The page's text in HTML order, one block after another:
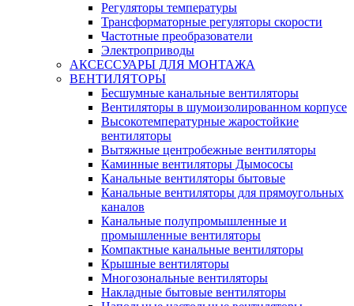
Регуляторы температуры
Трансформаторные регуляторы скорости
Частотные преобразователи
Электроприводы
АКСЕССУАРЫ ДЛЯ МОНТАЖА
ВЕНТИЛЯТОРЫ
Бесшумные канальные вентиляторы
Вентиляторы в шумоизолированном корпусе
Высокотемпературные жаростойкие
вентиляторы
Вытяжные центробежные вентиляторы
Каминные вентиляторы Дымососы
Канальные вентиляторы бытовые
Канальные вентиляторы для прямоугольных
каналов
Канальные полупромышленные и
промышленные вентиляторы
Компактные канальные вентиляторы
Крышные вентиляторы
Многозональные вентиляторы
Накладные бытовые вентиляторы